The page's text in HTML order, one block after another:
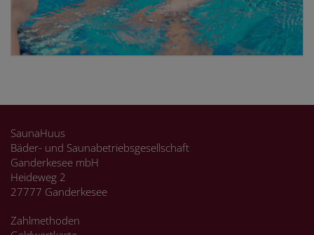
SaunaHuus
Bäder- und Saunabetriebsgesellschaft
Ganderkesee mbH
Heideweg 2
27777 Ganderkesee
Zahlmethoden